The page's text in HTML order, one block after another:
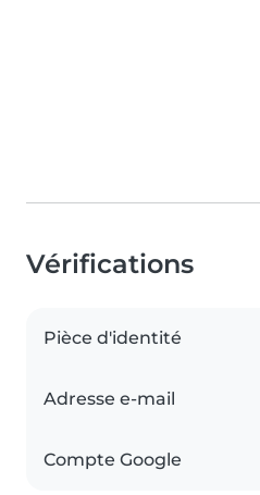
Vérifications
Pièce d'identité
Adresse e-mail
Compte Google